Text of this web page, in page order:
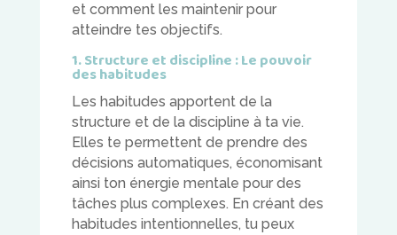
et comment les maintenir pour
atteindre tes objectifs.
1. Structure et discipline : Le pouvoir
des habitudes
Les habitudes apportent de la
structure et de la discipline à ta vie.
Elles te permettent de prendre des
décisions automatiques, économisant
ainsi ton énergie mentale pour des
tâches plus complexes. En créant des
habitudes intentionnelles, tu peux